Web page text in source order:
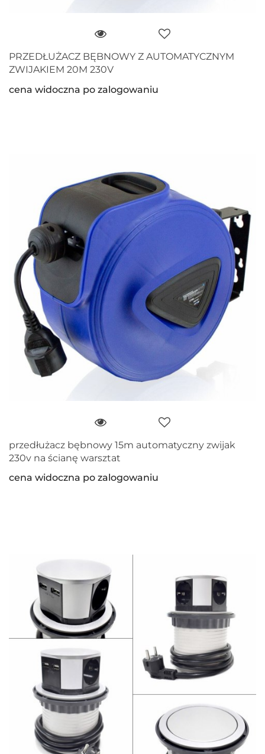
PRZEDŁUŻACZ BĘBNOWY Z AUTOMATYCZNYM
ZWIJAKIEM 20M 230V
cena widoczna po zalogowaniu
przedłużacz bębnowy 15m automatyczny zwijak
230v na ścianę warsztat
cena widoczna po zalogowaniu